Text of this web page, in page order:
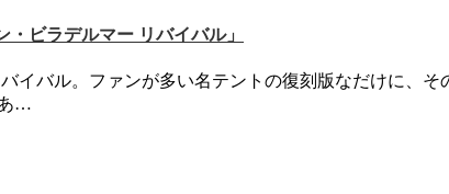
ビラデルマー リバイバル」
イバル。ファンが多い名テントの復刻版なだけに、
…